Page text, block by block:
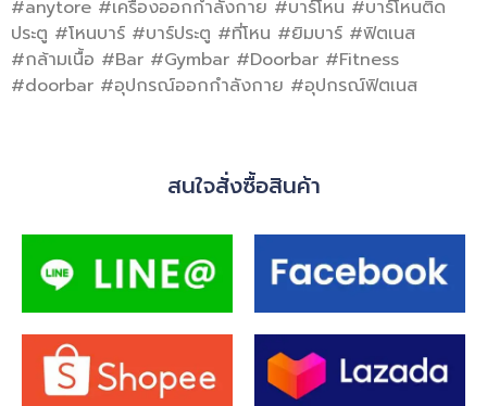
#anytore #เครื่องออกกำลังกาย #บาร์โหน #บาร์โหนติด
ประตู #โหนบาร์ #บาร์ประตู #ที่โหน #ยิมบาร์ #ฟิตเนส
#กล้ามเนื้อ #Bar #Gymbar #Doorbar #Fitness
#doorbar #อุปกรณ์ออกกำลังกาย #อุปกรณ์ฟิตเนส
สนใจสั่งซื้อสินค้า